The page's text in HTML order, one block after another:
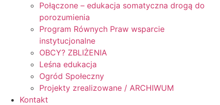
Połączone – edukacja somatyczna drogą do
porozumienia
Program Równych Praw wsparcie
instytucjonalne
OBCY? ZBLIŻENIA
Leśna edukacja
Ogród Społeczny
Projekty zrealizowane / ARCHIWUM
Kontakt